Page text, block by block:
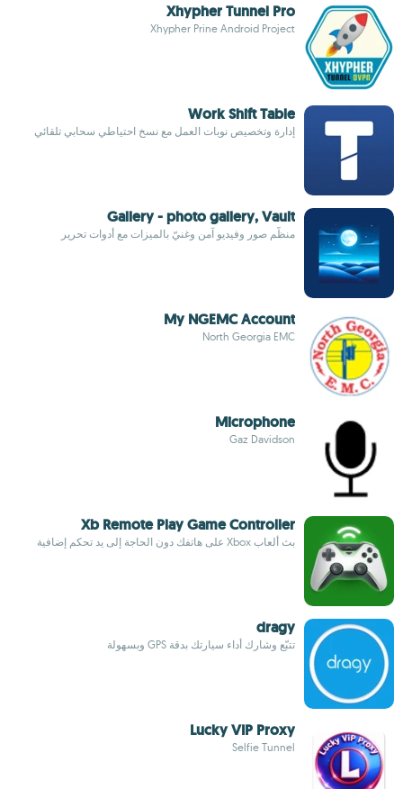
Xhypher Tunnel Pro
Xhypher Prine Android Project
Work Shift Table
إدارة وتخصيص نوبات العمل مع نسخ احتياطي سحابي تلقائي
Gallery - photo gallery, Vault
منظّم صور وفيديو آمن وغنيّ بالميزات مع أدوات تحرير
My NGEMC Account
North Georgia EMC
Microphone
Gaz Davidson
Xb Remote Play Game Controller
بث ألعاب Xbox على هاتفك دون الحاجة إلى يد تحكم إضافية
dragy
تتبّع وشارك أداء سيارتك بدقة GPS وبسهولة
Lucky VIP Proxy
Selfie Tunnel